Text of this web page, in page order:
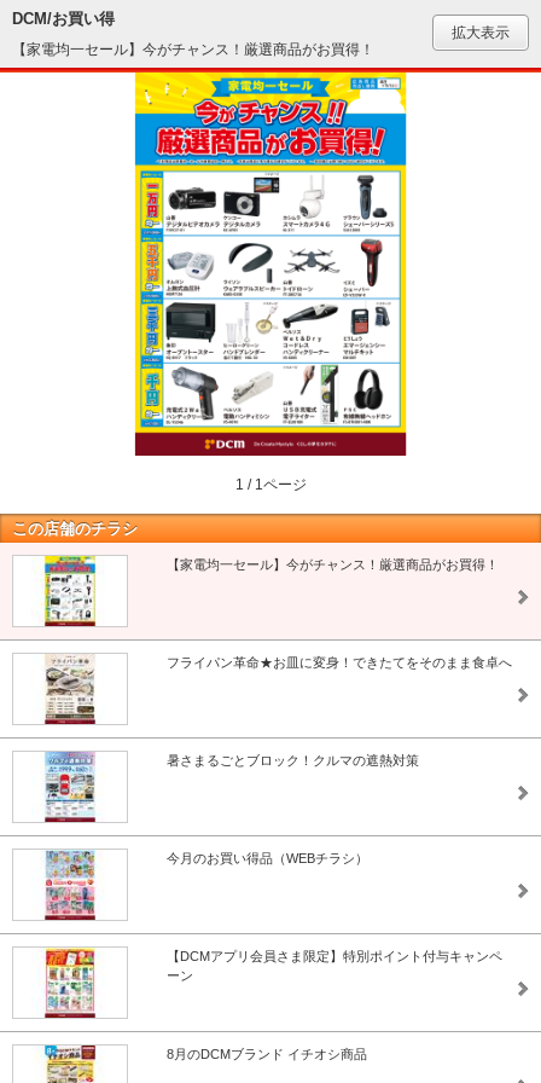
DCM/お買い得
【家電均一セール】今がチャンス！厳選商品がお買得！
拡大表示
1 / 1ページ
この店舗のチラシ
【家電均一セール】今がチャンス！厳選商品がお買得！
フライパン革命★お皿に変身！できたてをそのまま食卓へ
暑さまるごとブロック！クルマの遮熱対策
今月のお買い得品（WEBチラシ）
【DCMアプリ会員さま限定】特別ポイント付与キャンペ
ーン
8月のDCMブランド イチオシ商品